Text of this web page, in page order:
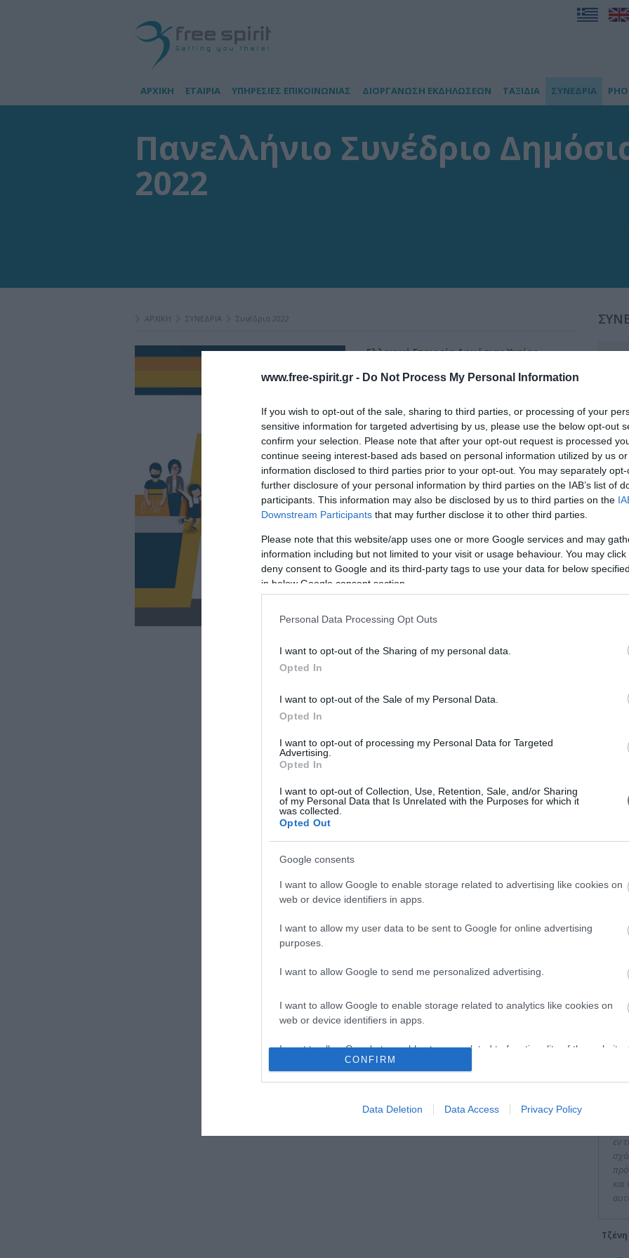
www.free-spirit.gr - Do Not Process My Personal Information
If you wish to opt-out of the sale, sharing to third parties, or processing of your
sensitive information for targeted advertising by us, please use the below opt-out
confirm your selection. Please note that after your opt-out request is processed
continue seeing interest-based ads based on personal information utilized by us
information disclosed to third parties prior to your opt-out. You may separately
further disclosure of your personal information by third parties on the IAB’s list of
participants. This information may also be disclosed by us to third parties on the
Downstream Participants that may further disclose it to other third parties.
Please note that this website/app uses one or more Google services and may
information including but not limited to your visit or usage behaviour. You may
deny consent to Google and its third-party tags to use your data for below
in below Google consent section.
Personal Data Processing Opt Outs
I want to opt-out of the Sharing of my personal data.
Opted In
I want to opt-out of the Sale of my Personal Data.
Opted In
I want to opt-out of processing my Personal Data for Targeted
Advertising.
Opted In
I want to opt-out of Collection, Use, Retention, Sale, and/or Sharing
of my Personal Data that Is Unrelated with the Purposes for which it
was collected.
Opted Out
Google consents
I want to allow Google to enable storage related to advertising like cookies on
web or device identifiers in apps.
I want to allow my user data to be sent to Google for online advertising
purposes.
I want to allow Google to send me personalized advertising.
I want to allow Google to enable storage related to analytics like cookies on
web or device identifiers in apps.
I want to allow Google to enable storage related to functionality of the website
CONFIRM
Data Deletion Data Access Privacy Policy
ΑΡΧΙΚΗ ΕΤΑΙΡΙΑ ΥΠΗΡΕΣΙΕΣ ΕΠΙΚΟΙΝΩΝΙΑΣ ΔΙΟΡΓΑΝΩΣΗ ΕΚΔΗΛΩΣΕΩΝ ΤΑΞΙΔΙΑ ΣΥΝΕΔΡΙΑ
Πανελλήνιο Συνέδριο
2022
ΑΡΧΙΚΗ ΣΥΝΕΔΡΙΑ Συνέδρια 2022
Ελληνική Εταιρεία Δημόσιας Υγείας
Δευτέρα, 28 Φεβρουαρίου 2022 - Τετάρτη, 2
ΑΘΗΝΑ. ΞΕΝΟΔΟΧΕΙΟ ROYAL OLYMPIC
Κόστος Φιλοξενίας - Μέσα Προβολής
Δελτίο Εγγραφής
Α' Ανακοίνωση
Τελικό Πρόγραμμα
Βιβλίο Περιληψεων
εν